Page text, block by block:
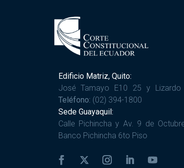
Edificio Matriz, Quito:
José Tamayo E10 25 y
Teléfono: (02) 394-1800
Sede Guayaquil:
Calle Pichincha y Av. 9 de
Banco Pichincha 6to Piso